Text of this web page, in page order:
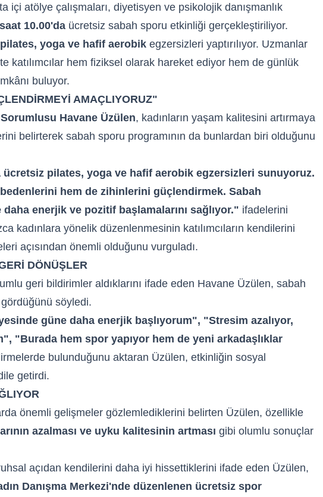
içi atölye çalışmaları, diyetisyen ve psikolojik danışmanlık
10.00'da ücretsiz sabah sporu etkinliği gerçekleştiriliyor.
pilates, yoga ve hafif aerobik egzersizleri yaptırılıyor. Uzmanlar
katılımcılar hem fiziksel olarak hareket ediyor hem de günlük
buluyor.
AMAÇLIYORUZ"
Havane Üzülen, kadınların yaşam kalitesini artırmaya
belirterek sabah sporu programının da bunlardan biri olduğunu
ücretsiz pilates, yoga ve hafif aerobik egzersizleri sunuyoruz.
bedenlerini hem de zihinlerini güçlendirmek. Sabah
enerjik ve pozitif başlamalarını sağlıyor." ifadelerini
kadınlara yönelik düzenlenmesinin katılımcıların kendilerini
açısından önemli olduğunu vurguladı.
DÖNÜŞLER
geri bildirimler aldıklarını ifade eden Havane Üzülen, sabah
söyledi.
güne daha enerjik başlıyorum", "Stresim azalıyor,
"Burada hem spor yapıyor hem de yeni arkadaşlıklar
bulunduğunu aktaran Üzülen, etkinliğin sosyal
getirdi.
önemli gelişmeler gözlemlediklerini belirten Üzülen, özellikle
azalması ve uyku kalitesinin artması gibi olumlu sonuçlar
açıdan kendilerini daha iyi hissettiklerini ifade eden Üzülen,
Danışma Merkezi'nde düzenlenen ücretsiz spor